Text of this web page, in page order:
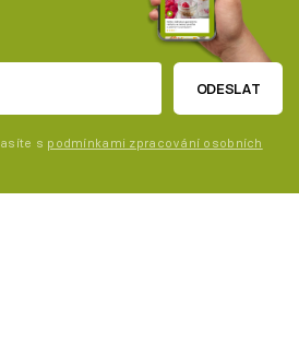
ODESLAT
s podmínkami zpracování osobních